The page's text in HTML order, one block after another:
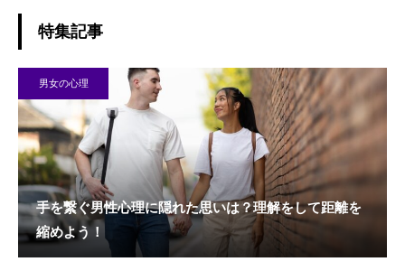
特集記事
男女の心理
手を繋ぐ男性心理に隠れた思いは？理解をして距離を
縮めよう！